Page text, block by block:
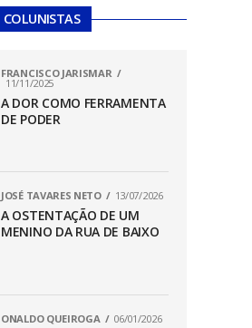
COLUNISTAS
FRANCISCO JARISMAR
11/11/2025
A DOR COMO FERRAMENTA
DE PODER
JOSÉ TAVARES NETO 13/07/2026
A OSTENTAÇÃO DE UM
MENINO DA RUA DE BAIXO
ONALDO QUEIROGA 06/01/2026